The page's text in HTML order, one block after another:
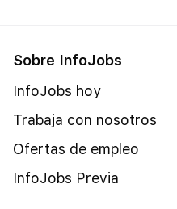
Sobre InfoJobs
InfoJobs hoy
Trabaja con nosotros
Ofertas de empleo
InfoJobs Previa